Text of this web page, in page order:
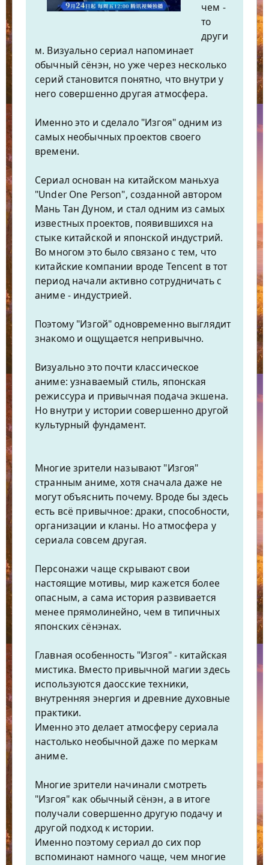
чем -
то
други
м. Визуально сериал напоминает
обычный сёнэн, но уже через несколько
серий становится понятно, что внутри у
него совершенно другая атмосфера.
Именно это и сделало "Изгоя" одним из
самых необычных проектов своего
времени.
Сериал основан на китайском маньхуа
"Under One Person", созданной автором
Мань Тан Дуном, и стал одним из самых
известных проектов, появившихся на
стыке китайской и японской индустрий.
Во многом это было связано с тем, что
китайские компании вроде Tencent в тот
период начали активно сотрудничать с
аниме - индустрией.
Поэтому "Изгой" одновременно выглядит
знакомо и ощущается непривычно.
Визуально это почти классическое
аниме: узнаваемый стиль, японская
режиссура и привычная подача экшена.
Но внутри у истории совершенно другой
культурный фундамент.
Многие зрители называют "Изгоя"
странным аниме, хотя сначала даже не
могут объяснить почему. Вроде бы здесь
есть всё привычное: драки, способности,
организации и кланы. Но атмосфера у
сериала совсем другая.
Персонажи чаще скрывают свои
настоящие мотивы, мир кажется более
опасным, а сама история развивается
менее прямолинейно, чем в типичных
японских сёнэнах.
Главная особенность "Изгоя" - китайская
мистика. Вместо привычной магии здесь
используются даосские техники,
внутренняя энергия и древние духовные
практики.
Именно это делает атмосферу сериала
настолько необычной даже по меркам
аниме.
Многие зрители начинали смотреть
"Изгоя" как обычный сёнэн, а в итоге
получали совершенно другую подачу и
другой подход к истории.
Именно поэтому сериал до сих пор
вспоминают намного чаще, чем многие